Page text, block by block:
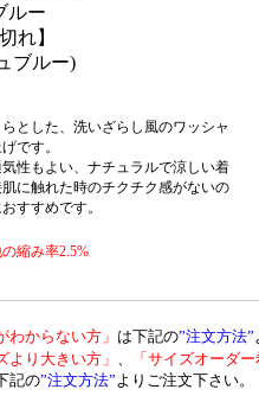
れ】
ブルー)
とした、洗いざらし風のワッシャ
です。
性もよい、ナチュラルで涼しい着
に触れた時のチクチク感がないの
すすめです。
縮み率2.5%
わからない方」 は下記の”注文方法”
より大きい方」 、 「サイズオーダー
記の”注文方法”よりご注文下さい。